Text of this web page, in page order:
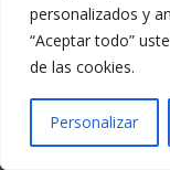
personalizados y
“Aceptar todo”
de las cookies.
Personalizar